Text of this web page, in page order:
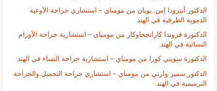
الدكتور أنيرودا إس. بويان من مومباي – استشاري جراحة الأوعية
الدموية الطرفية في الهند
الدكتورة فروندا كارانججاوكار من مومباي – استشارية جراحة الأورام
النسائية في الهند
الدكتورة سويتي كورا من مومباي – استشارية جراحة النساء في الهند
الدكتور سمير وارتي من مومباي – استشاري جراحة التجميل والجراحة
الترميمية في الهند